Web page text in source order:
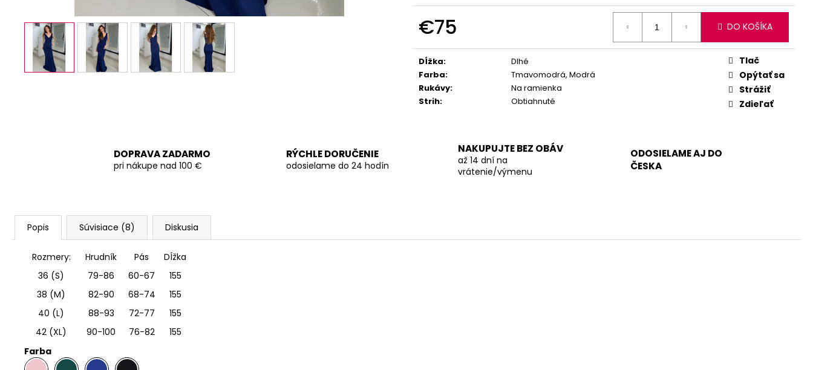
€75
cena:
DO KOŠÍKA
Dĺžka:
Dlhé
Farba:
Tmavomodrá, Modrá
Rukávy:
Na ramienka
Strih: Obtiahnuté
Tlač
Opýtať sa
Strážiť
Zdieľať
DOPRAVA ZADARMO
pri nákupe nad 100 €
RÝCHLE DORUČENIE
odosielame do 24 hodín
NAKUPUJTE BEZ OBÁV
až 14 dní na
vrátenie/výmenu
ODOSIELAME AJ DO
ČESKA
Popis Súvisiace (8) Diskusia
Rozmery: Hrudník Pás
DÍžka
36 (S)
79-86 60-67
155
38 (M)
82-90 68-74
155
40 (L)
88-93 72-77
155
42 (XL)
90-100 76-82
155
Farba
.
. .